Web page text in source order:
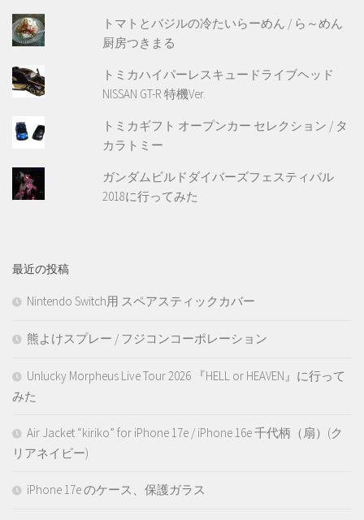
トマトとバジルの冷たいらーめん / ら～めん
厨房つきまる
トミカハイパーレスキュードライブヘッド
NISSAN GT-R 特機Ver.
トミカギフト オープンカー セレクション / タ
カラトミー
ガンダムビルドダイバーズフェスティバル
2018に行ってみた
最近の投稿
Nintendo Switch用 スペアスティックカバー
熊よけスプレー / フジコンコーポレーション
Unlucky Morpheus Live Tour 2026 『HELL or HEAVEN』に行って
みた
Air Jacket “kiriko” for iPhone 17e / iPhone 16e 千代柄（扇）(ク
リアネイビー)
iPhone 17e のケース、保護ガラス